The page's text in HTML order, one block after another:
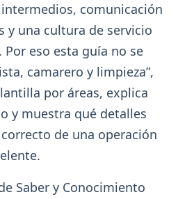
comunicación
y una cultura de servicio
eso esta guía no se
camarero y limpieza”,
por áreas, explica
y muestra qué detalles
de una operación
Saber y Conocimiento